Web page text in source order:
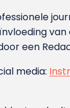
een
media: